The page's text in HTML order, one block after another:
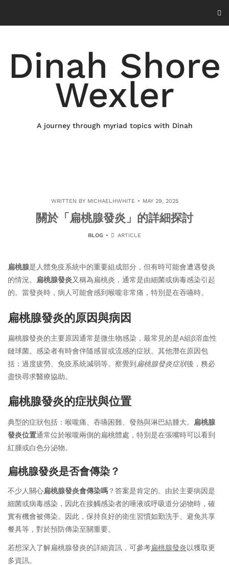
content
Dinah Shore
Wexler
A journey through myriad topics with Dinah
WRITTEN BY MICHAELHWHITE MAY 29, 2025
關於「扁桃腺發炎」的詳細探討
BLOG ARTICLE
扁桃腺是人體免疫系統中的重要組成部分，但有時可能會遭遇發炎
的情況。
扁桃腺發炎又稱為扁桃炎，通常是由細菌或病毒感染引起
的。當發炎時，病人可能會感到喉嚨非常痛，特別是在吞嚥時。
扁桃腺發炎的原因與病因
扁桃腺發炎的主要原因通常是微生物感染，最常見的是A組β溶血性
鏈球菌。感染者有時會伴隨感冒或流感的症狀。其他潛在原因包
括：過度疲勞、免疫系統減弱等。察覺到 扁桃腺發炎症狀後，務必
盡快尋求醫療協助。
扁桃腺發炎的症狀與位置
典型的症狀包括：喉嚨痛、吞嚥困難、發熱與淋巴結腫大。
扁桃腺
發炎位置通常位於喉嚨兩側的扁桃體處，特別是在張嘴時可以看到
紅腫或白色分泌物。
扁桃腺發炎是否會傳染？
不少人關心扁桃腺發炎會傳染嗎 ？答案是肯定的。由於主要病因是
細菌或病毒感染，因此在接觸感染者的唾液或呼吸道分泌物時，確
實有機會被傳染。因此，保持良好的衛生習慣如勤洗手、避免共享
餐具等，對於預防傳染至關重要。
若想深入了解扁桃腺發炎的詳細資訊，可參考扁桃腺發炎以獲取更
多資訊。